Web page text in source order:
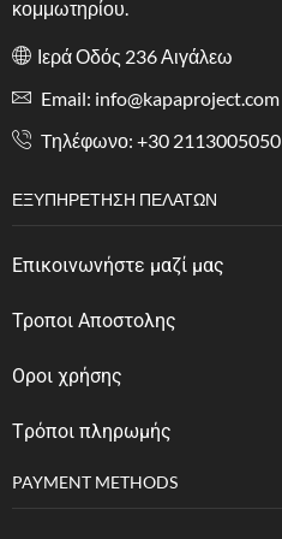
κομμωτηρίου.
Ιερά Οδός 236 Αιγάλεω
Email: info@kapaproject.com
Tηλέφωνο: +30 2113005050
ΕΞΥΠΗΡΈΤΗΣΗ ΠΕΛΑΤΏΝ
Επικοινωνήστε μαζί μας
Τροποι Αποστολης
Οροι χρήσης
Tρόποι πληρωμής
PAYMENT METHODS